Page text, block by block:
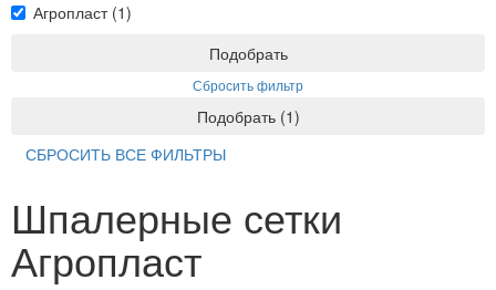
Агропласт (1)
Подобрать
Сбросить фильтр
Подобрать (1)
СБРОСИТЬ ВСЕ ФИЛЬТРЫ
Шпалерные сетки
Агропласт